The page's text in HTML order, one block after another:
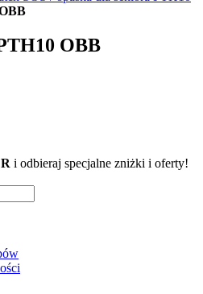
OBB
i odbieraj specjalne zniżki i oferty!